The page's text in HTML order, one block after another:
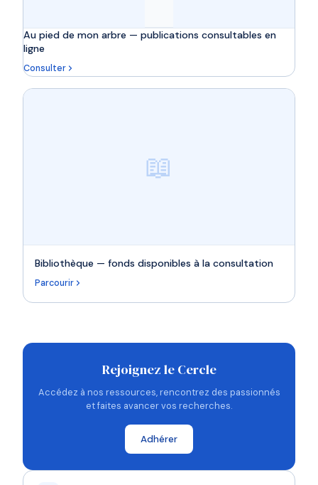
Au pied de mon arbre — publications consultables en
ligne
Consulter
📖
Bibliothèque — fonds disponibles à la consultation
Parcourir
Rejoignez le Cercle
Accédez à nos ressources, rencontrez des passionnés
et faites avancer vos recherches.
Adhérer